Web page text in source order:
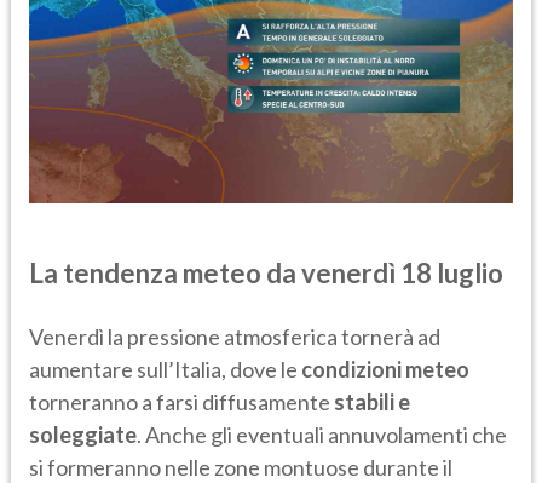
La tendenza meteo da venerdì 18 luglio
Venerdì la pressione atmosferica tornerà ad
aumentare sull’Italia, dove le condizioni meteo
torneranno a farsi diffusamente stabili e
soleggiate. Anche gli eventuali annuvolamenti che
si formeranno nelle zone montuose durante il